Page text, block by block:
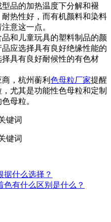
品的加热温度下分解和褪
热性好，而有机颜料和染料
意这一点。
和儿童玩具的塑料制品的颜
应选择具有良好绝缘性能的
具有良好耐候性的有色材
，杭州蘅利 色母粒厂家提醒
尤其是功能性色母粒和定制
母粒。
据什么选择？
色有什么区别是什么？